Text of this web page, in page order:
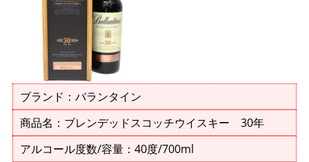
ブランド：バランタイン
商品名：ブレンデッドスコッチウイスキー 30年
アルコール度数/容量：40度/700ml